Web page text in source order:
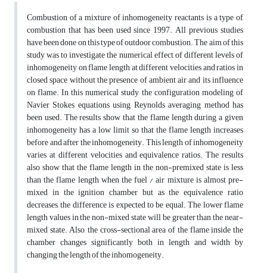
Combustion of a mixture of inhomogeneity reactants is a type of
combustion that has been used since 1997. All previous studies
have been done on this type of outdoor combustion. The aim of this
study was to investigate the numerical effect of different levels of
inhomogeneity on flame length at different velocities and ratios in
closed space without the presence of ambient air and its influence
on flame. In this numerical study, the configuration modeling of
Navier Stokes equations using Reynolds averaging method has
been used. The results show that the flame length during a given
inhomogeneity has a low limit so that the flame length increases
before and after the inhomogeneity. This length of inhomogeneity
varies at different velocities and equivalence ratios. The results
also show that the flame length in the non-premixed state is less
than the flame length when the fuel / air mixture is almost pre-
mixed in the ignition chamber but as the equivalence ratio
decreases, the difference is expected to be equal. The lower flame
length values in the non-mixed state will be greater than the near-
mixed state. Also, the cross-sectional area of the flame inside the
chamber changes significantly both in length and width by
changing the length of the inhomogeneity.